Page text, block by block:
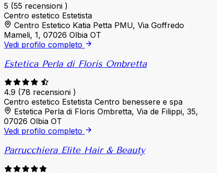
5 (55 recensioni )
Centro estetico Estetista
Centro Estetico Katia Petta PMU, Via Goffredo
Mameli, 1, 07026 Olbia OT
Vedi profilo completo
Estetica Perla di Floris Ombretta
4.9 (78 recensioni )
Centro estetico Estetista Centro benessere e spa
Estetica Perla di Floris Ombretta, Via de Filippi, 35,
07026 Olbia OT
Vedi profilo completo
Parrucchiera Elite Hair & Beauty